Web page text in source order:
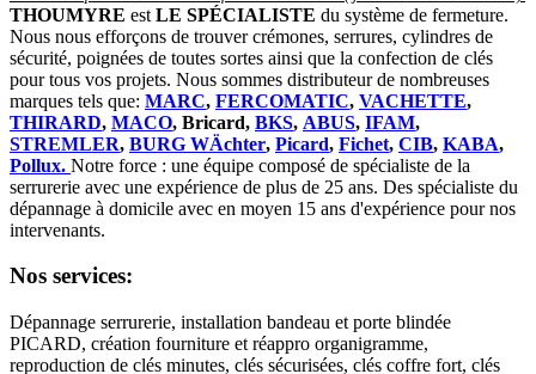
THOUMYRE est LE SPÉCIALISTE du système de fermeture.
Nous nous efforçons de trouver crémones, serrures, cylindres de
sécurité, poignées de toutes sortes ainsi que la confection de clés
pour tous vos projets. Nous sommes distributeur de nombreuses
marques tels que: MARC, FERCOMATIC, VACHETTE,
THIRARD, MACO, Bricard, BKS, ABUS, IFAM,
STREMLER, BURG WÄchter, Picard, Fichet, CIB, KABA,
Pollux. Notre force : une équipe composé de spécialiste de la
serrurerie avec une expérience de plus de 25 ans. Des spécialiste du
dépannage à domicile avec en moyen 15 ans d'expérience pour nos
intervenants.
Nos services:
Dépannage serrurerie, installation bandeau et porte blindée
PICARD, création fourniture et réappro organigramme,
reproduction de clés minutes, clés sécurisées, clés coffre fort, clés